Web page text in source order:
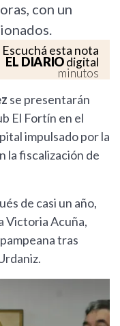
con un
Escuchá esta nota
EL DIARIOdigital
minutos
se presentarán
El Fortín en el
impulsado por la
la fiscalización de
de casi un año,
Victoria Acuña,
tras